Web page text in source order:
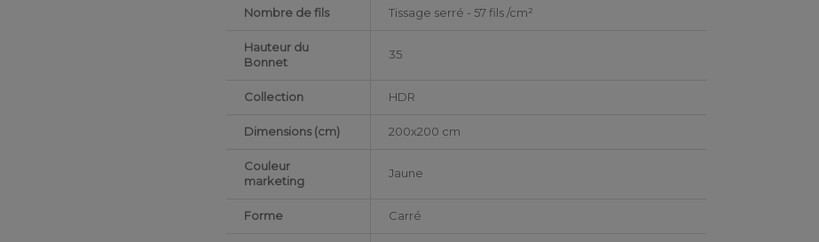
Nombre de fils Tissage serré - 57 fils /cm²
Hauteur du
Bonnet
35
Collection HDR
Dimensions (cm) 200x200 cm
Couleur
marketing
Jaune
Forme Carré